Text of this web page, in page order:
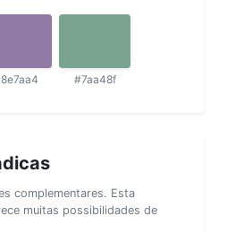
#7aa48f
complementares. Esta
muitas possibilidades de